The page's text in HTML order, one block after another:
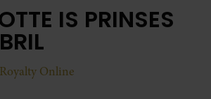
IS PRINSES
Online